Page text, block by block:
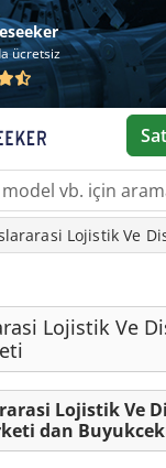
ücretsiz
Lojistik Ve
Lojistik Ve
Lojistik Ve
dan